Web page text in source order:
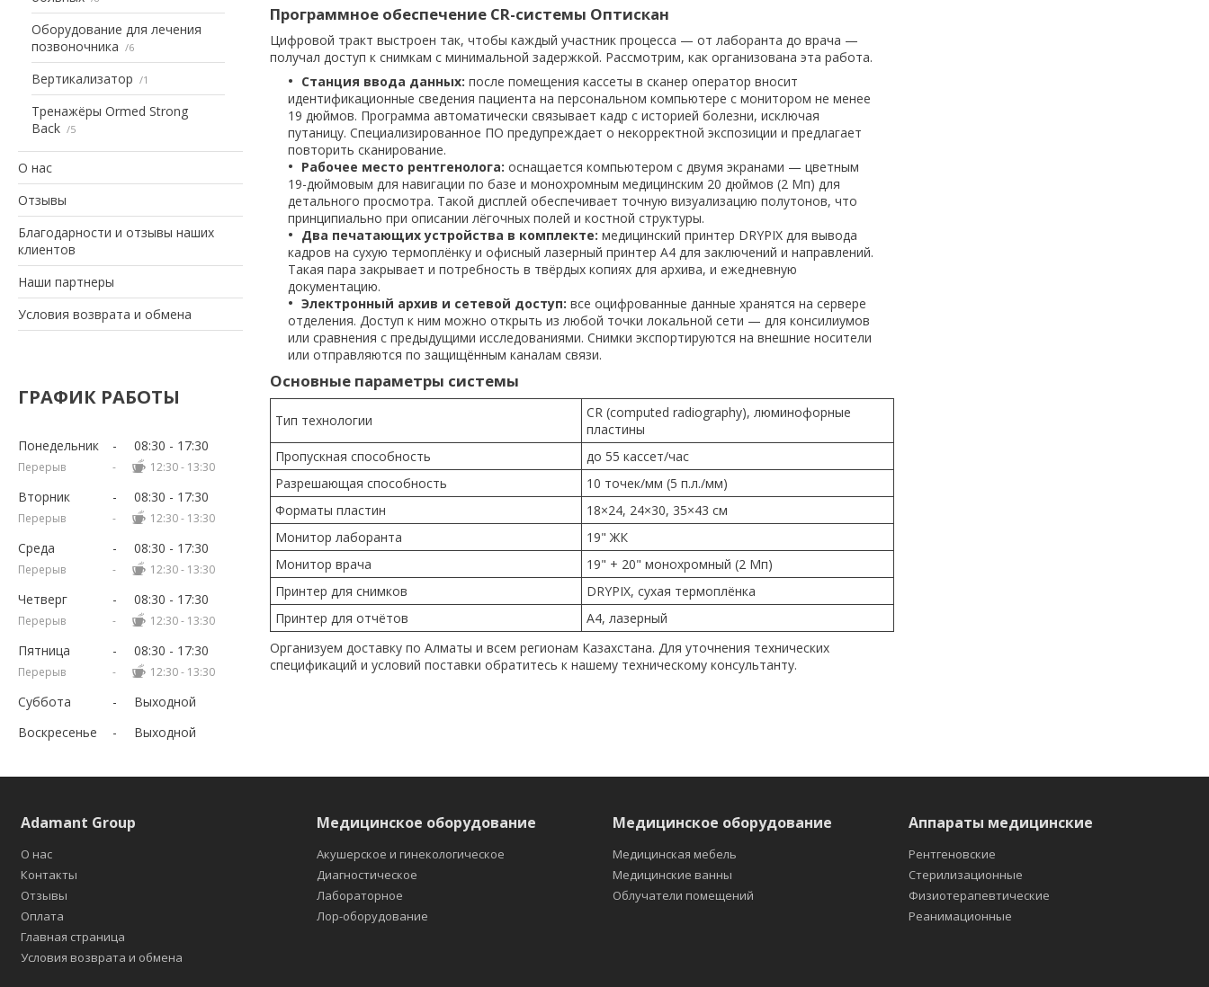
Оборудование для лечения
позвоночника
6
Вертикализатор 1
Тренажёры Ormed Strong
Back
5
О нас
Отзывы
Благодарности и отзывы наших
клиентов
Наши партнеры
Условия возврата и обмена
ГРАФИК РАБОТЫ
Понедельник 08:30 17:30
12:30 13:30
Вторник 08:30 17:30
12:30 13:30
Среда 08:30 17:30
12:30 13:30
Четверг 08:30 17:30
12:30 13:30
Пятница 08:30 17:30
12:30 13:30
Суббота
Выходной
Воскресенье
Выходной
Программное обеспечение CR-системы Оптискан
Цифровой тракт выстроен так, чтобы каждый участник процесса — от лаборанта до врача —
получал доступ к снимкам с минимальной задержкой. Рассмотрим, как организована эта работа.
Станция ввода данных: после помещения кассеты в сканер оператор вносит
идентификационные сведения пациента на персональном компьютере с монитором не менее
19 дюймов. Программа автоматически связывает кадр с историей болезни, исключая
путаницу. Специализированное ПО предупреждает о некорректной экспозиции и предлагает
повторить сканирование.
Рабочее место рентгенолога: оснащается компьютером с двумя экранами — цветным
19-дюймовым для навигации по базе и монохромным медицинским 20 дюймов (2 Мп) для
детального просмотра. Такой дисплей обеспечивает точную визуализацию полутонов, что
принципиально при описании лёгочных полей и костной структуры.
Два печатающих устройства в комплекте: медицинский принтер DRYPIX для вывода
кадров на сухую термоплёнку и офисный лазерный принтер А4 для заключений и направлений.
Такая пара закрывает и потребность в твёрдых копиях для архива, и ежедневную
документацию.
Электронный архив и сетевой доступ: все оцифрованные данные хранятся на сервере
отделения. Доступ к ним можно открыть из любой точки локальной сети — для консилиумов
или сравнения с предыдущими исследованиями. Снимки экспортируются на внешние носители
или отправляются по защищённым каналам связи.
Основные параметры системы
Тип технологии
CR (computed radiography), люминофорные
пластины
Пропускная способность
до 55 кассет/час
Разрешающая способность
10 точек/мм (5 п.л./мм)
Форматы пластин
18×24, 24×30, 35×43 см
Монитор лаборанта
19" ЖК
Монитор врача
19" + 20" монохромный (2 Мп)
Принтер для снимков
DRYPIX, сухая термоплёнка
Принтер для отчётов
А4, лазерный
Организуем доставку по Алматы и всем регионам Казахстана. Для уточнения технических
спецификаций и условий поставки обратитесь к нашему техническому консультанту.
Adamant Group
О нас
Контакты
Отзывы
Оплата
Главная страница
Условия возврата и обмена
Медицинское оборудование
Акушерское и гинекологическое
Диагностическое
Лабораторное
Лор-оборудование
Медицинское оборудование
Медицинская мебель
Медицинские ванны
Облучатели помещений
Аппараты медицинские
Рентгеновские
Стерилизационные
Физиотерапевтические
Реанимационные